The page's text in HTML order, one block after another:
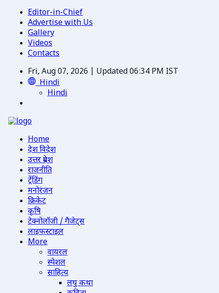
Editor-in-Chief
Advertise with Us
Gallery
Videos
Contacts
Fri, Aug 07, 2026 | Updated 06:34 PM IST
Hindi
Hindi
Home
देश विदेश
उत्तर प्रदेश
राजनीति
ट्रेंडिंग
मनोरंजन
क्रिकेट
कृषि
टेक्नोलॉजी / गैजेट्स
लाइफस्टाइल
More
वायरल
स्पेशल
साहित्य
लघु कथा